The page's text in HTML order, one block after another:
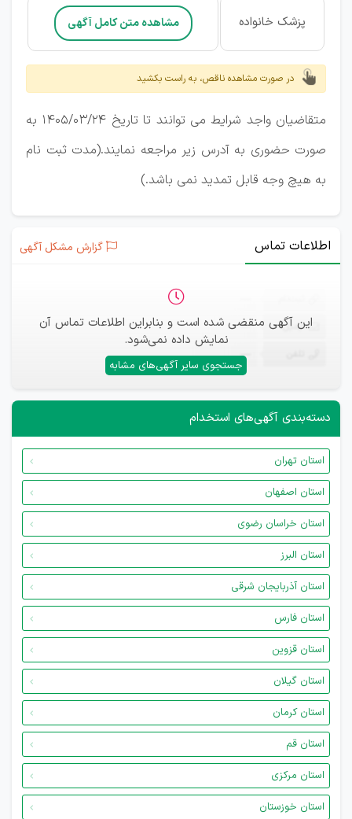
پزشک خانواده مشاهده متن کامل آگهی
در صورت مشاهده ناقص، به راست بکشید
متقاضیان واجد شرایط می توانند تا تاریخ 1405/03/24 به
صورت حضوری به آدرس زیر مراجعه نمایند.(مدت ثبت نام
به هیچ وجه قابل تمدید نمی باشد.)
اطلاعات تماس گزارش مشکل آگهی
این آگهی منقضی شده است و بنابراین اطلاعات تماس آن
نمایش داده نمی‌شود.
جستجوی سایر آگهی‌های مشابه
ایمیل —
—
دسته‌بندی آگهی‌های استخدام
استان تهران
استان اصفهان
استان خراسان رضوی
استان البرز
استان آذربایجان شرقی
استان فارس
استان قزوین
استان گیلان
استان کرمان
استان قم
استان مرکزی
استان خوزستان